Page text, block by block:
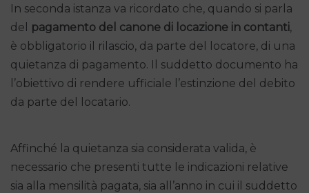
In seconda istanza va ricordato che, quando si parla
del
pagamento del canone di locazione in contanti,
è obbligatorio il rilascio, da parte del locatore, di una
quietanza di pagamento. Il suddetto documento ha
l’obiettivo di rendere ufficiale l’estinzione del debito
da parte del locatario.
Affinché la quietanza sia considerata valida, è
necessario che presenti tutte le indicazioni relative
sia alla mensilità pagata, sia all’anno in cui il suddetto